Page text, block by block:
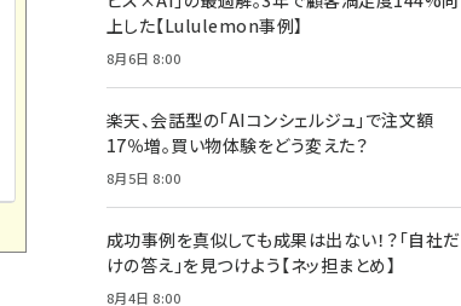
上した【Lululemon事例】
8月6日 8:00
楽天、会話型の「AIコンシェルジュ」で注文額
17％増。買い物体験をどう変えた？
8月5日 8:00
成功事例を真似しても成果は出ない！？「自社だ
けの答え」を見つけよう【ネッ担まとめ】
8月4日 8:00